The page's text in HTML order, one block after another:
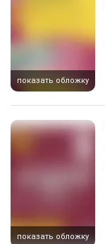
показать обложку
показать обложку